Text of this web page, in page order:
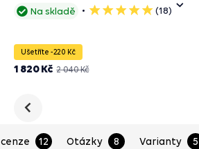
Na skladě
5
(18)
Ušetříte -220 Kč
2 040 Kč
1 820 Kč
12 Otázky 8 Varianty 5